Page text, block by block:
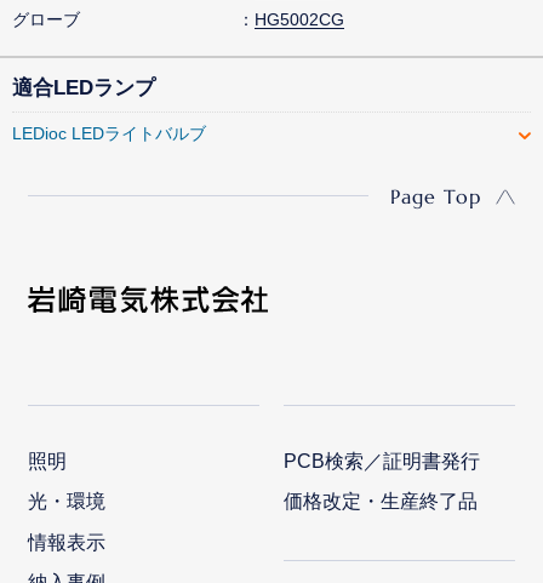
グローブ
HG5002CG
適合LEDランプ
LEDioc LEDライトバルブ
Page Top
照明
光・環境
情報表示
PCB検索／証明書発行
価格改定・生産終了品